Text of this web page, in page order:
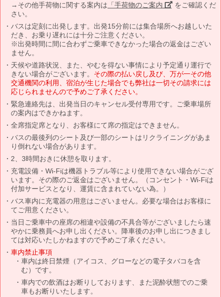
→その他手荷物に関する案内は 「手荷物のご案内」 をご確認くだ
さい。
バスは定刻に出発します。出発15分前には集合場所へお越しいた
だき、お乗り遅れには十分ご注意ください。
※出発時間に間に合わずご乗車できなかった場合の返金はござい
ません。
天候や道路状況、また、やむを得ない事情により予定通り運行で
きない場合がございます。 その際の払い戻し及び、万が一その他
交通機関の利用、宿泊が生じた場合でも弊社は一切その請求には
応じられませんので予めご了承ください。
緊急連絡先は、出発当日のキャンセル受付専用です。ご乗車場所
の案内はできかねます。
全席指定席となり、お客様にて席の指定はできません。
バスの最後列のシート及び一部のシートはリクライニングがあま
り倒れない場合があります。
2、3時間おきに休憩を取ります。
充電設備・Wi-Fiは機器トラブル等により使用できない場合がござ
います。その際のご返金はございません。（コンセント・Wi-Fiは
付加サービスとなり、運賃に含まれていない為。）
バス車内に充電器の用意はございません。必要な場合はお客様に
てご用意ください。
当日ご乗車中の座席の相違や設備の不具合等がございましたら速
やかに乗務員へお申し出ください。降車後のお申し出につきまし
ては対応いたしかねますので予めご了承ください。
車内禁止事項
車内は終日禁煙（アイコス、グローなどの電子タバコを含
む）です。
車内での飲酒はお断りしております、また泥酔状態でのご乗
車もお断りいたします。